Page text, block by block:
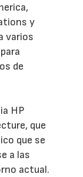
y
varios
de
HP
que
que se
a las
actual.